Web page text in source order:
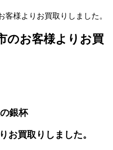
客様よりお買取りしました。
のお客様よりお買
銀杯
お買取りしました。